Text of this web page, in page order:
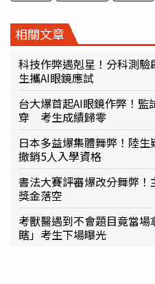
相關文章
科技作弊遇剋星！分科測
生攜AI眼鏡應試
台大爆首起AI眼鏡作弊！
穿 考生成績歸零
日本多益爆集體舞弊！陸
撤銷5人入學資格
書法大賽評審爆改分舞弊
獎金落空
考獸醫遇到不會題目竟當
瞎」考生下場曝光